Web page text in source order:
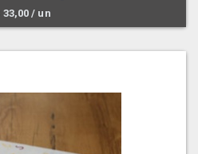
33,00 / un